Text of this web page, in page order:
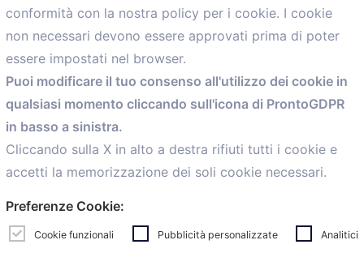
Menù
Home
Servizi
Convenzioni
Voce delle Nostre aziende
Informazioni Ex L. 124/2017
News
personalCaf
conformità con la nostra policy per i cookie. I cookie
non necessari devono essere approvati prima di poter
essere impostati nel browser.
Puoi modificare il tuo consenso all'utilizzo dei cookie in
qualsiasi momento cliccando sull'icona di ProntoGDPR
in basso a sinistra.
Cliccando sulla X in alto a destra rifiuti tutti i cookie e
accetti la memorizzazione dei soli cookie necessari.
Preferenze Cookie:
Cookie funzionali Pubblicità personalizzate Analitici